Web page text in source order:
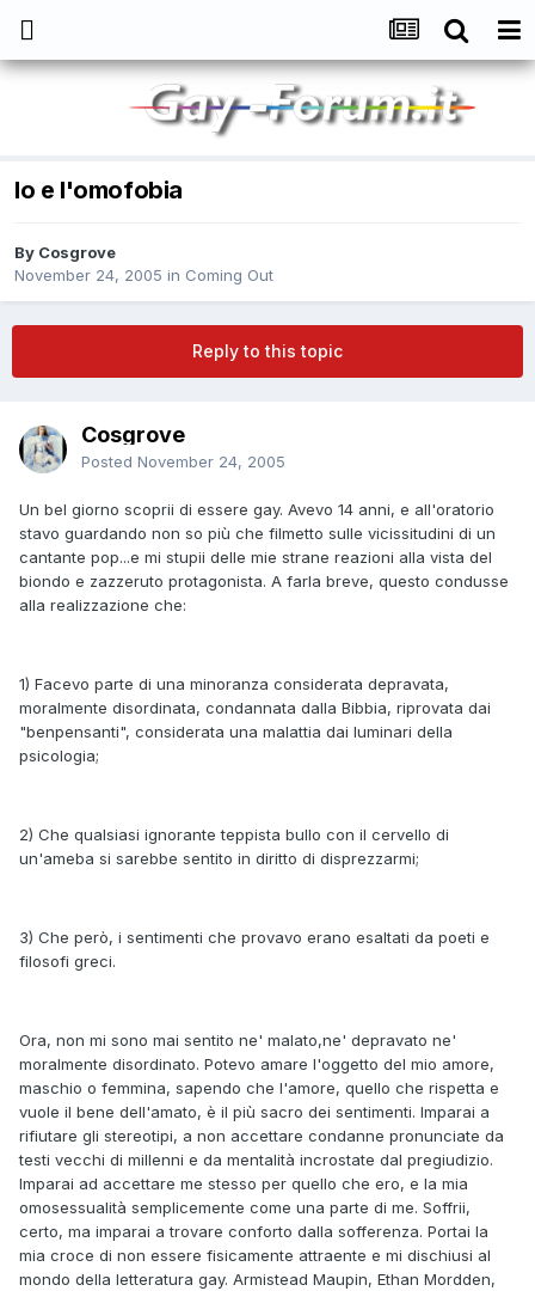
Io e l'omofobia
By Cosgrove
November 24, 2005 in Coming Out
Reply to this topic
Cosgrove
Posted November 24, 2005
Un bel giorno scoprii di essere gay. Avevo 14 anni, e all'oratorio
stavo guardando non so più che filmetto sulle vicissitudini di un
cantante pop...e mi stupii delle mie strane reazioni alla vista del
biondo e zazzeruto protagonista. A farla breve, questo condusse
alla realizzazione che:
1) Facevo parte di una minoranza considerata depravata,
moralmente disordinata, condannata dalla Bibbia, riprovata dai
"benpensanti", considerata una malattia dai luminari della
psicologia;
2) Che qualsiasi ignorante teppista bullo con il cervello di
un'ameba si sarebbe sentito in diritto di disprezzarmi;
3) Che però, i sentimenti che provavo erano esaltati da poeti e
filosofi greci.
Ora, non mi sono mai sentito ne' malato,ne' depravato ne'
moralmente disordinato. Potevo amare l'oggetto del mio amore,
maschio o femmina, sapendo che l'amore, quello che rispetta e
vuole il bene dell'amato, è il più sacro dei sentimenti. Imparai a
rifiutare gli stereotipi, a non accettare condanne pronunciate da
testi vecchi di millenni e da mentalità incrostate dal pregiudizio.
Imparai ad accettare me stesso per quello che ero, e la mia
omosessualità semplicemente come una parte di me. Soffrii,
certo, ma imparai a trovare conforto dalla sofferenza. Portai la
mia croce di non essere fisicamente attraente e mi dischiusi al
mondo della letteratura gay. Armistead Maupin, Ethan Mordden,